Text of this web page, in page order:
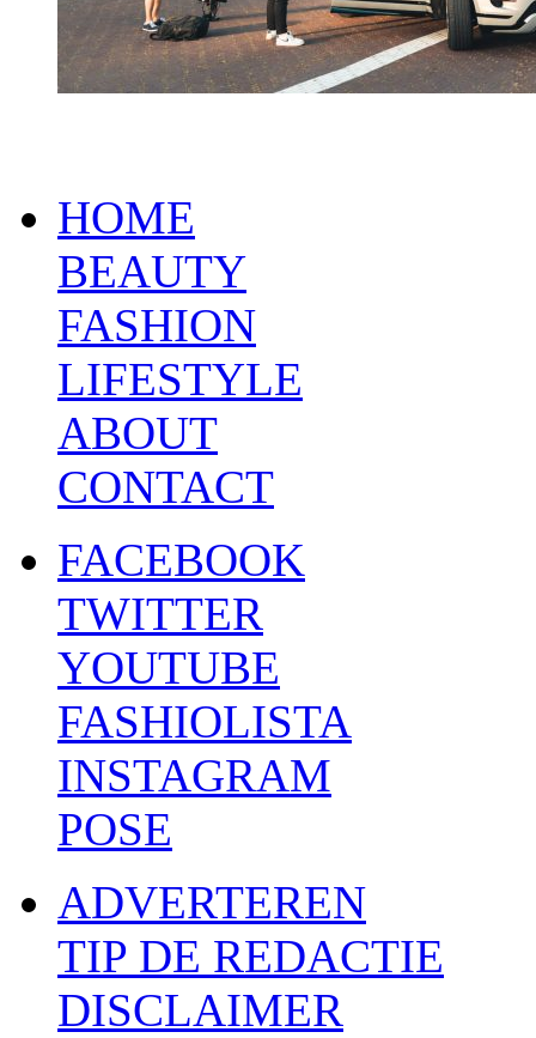
HOME
BEAUTY
FASHION
LIFESTYLE
ABOUT
CONTACT
FACEBOOK
TWITTER
YOUTUBE
FASHIOLISTA
INSTAGRAM
POSE
ADVERTEREN
TIP DE REDACTIE
DISCLAIMER